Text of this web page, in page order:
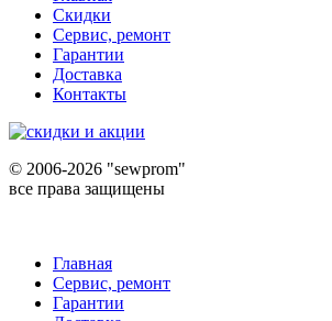
Скидки
Сервис, ремонт
Гарантии
Доставка
Контакты
© 2006-2026 "sewprom"
все права защищены
Главная
Сервис, ремонт
Гарантии